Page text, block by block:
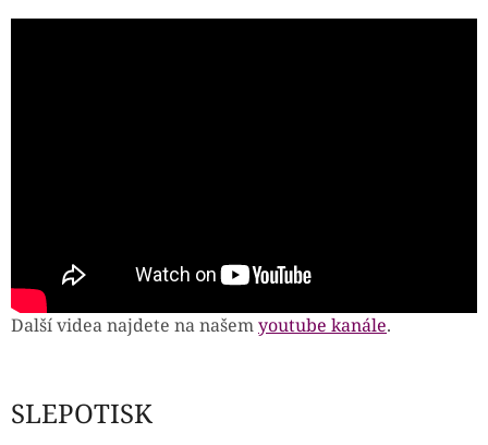
Další videa najdete na našemyoutube kanále.
SLEPOTISK